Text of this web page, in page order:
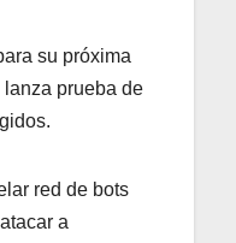
su próxima
prueba de
red de bots
a